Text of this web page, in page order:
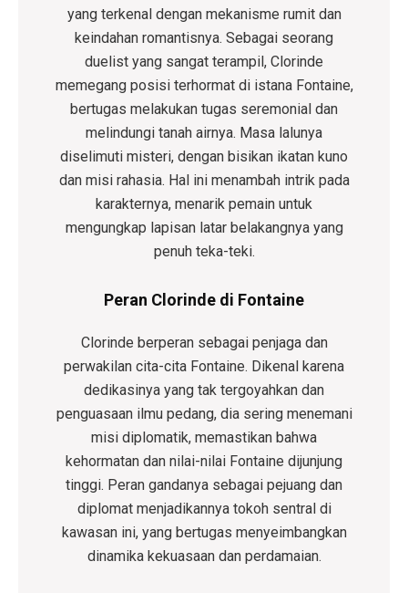
yang terkenal dengan mekanisme rumit dan
keindahan romantisnya. Sebagai seorang
duelist yang sangat terampil, Clorinde
memegang posisi terhormat di istana Fontaine,
bertugas melakukan tugas seremonial dan
melindungi tanah airnya. Masa lalunya
diselimuti misteri, dengan bisikan ikatan kuno
dan misi rahasia. Hal ini menambah intrik pada
karakternya, menarik pemain untuk
mengungkap lapisan latar belakangnya yang
penuh teka-teki.
Peran Clorinde di Fontaine
Clorinde berperan sebagai penjaga dan
perwakilan cita-cita Fontaine. Dikenal karena
dedikasinya yang tak tergoyahkan dan
penguasaan ilmu pedang, dia sering menemani
misi diplomatik, memastikan bahwa
kehormatan dan nilai-nilai Fontaine dijunjung
tinggi. Peran gandanya sebagai pejuang dan
diplomat menjadikannya tokoh sentral di
kawasan ini, yang bertugas menyeimbangkan
dinamika kekuasaan dan perdamaian.